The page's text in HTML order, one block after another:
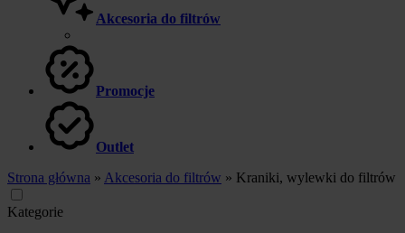
Akcesoria do filtrów
Promocje
Outlet
Strona główna » Akcesoria do filtrów » Kraniki, wylewki do filtrów
Kategorie